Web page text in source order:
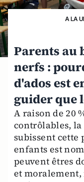
A LA
Parents au
nerfs :
d'ados est
guider que
A raison de 20
contrôlables,
subissent cette
enfants est
peuvent êtres
et moralement,